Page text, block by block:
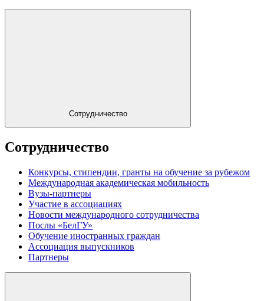
Сотрудничество
Сотрудничество
Конкурсы, стипендии, гранты на обучение за рубежом
Международная академическая мобильность
Вузы-партнеры
Участие в ассоциациях
Новости международного сотрудничества
Послы «БелГУ»
Обучение иностранных граждан
Ассоциация выпускников
Партнеры